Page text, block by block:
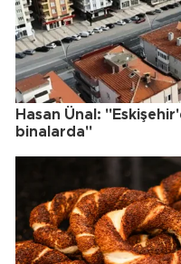
Hasan Ünal:
binalarda"